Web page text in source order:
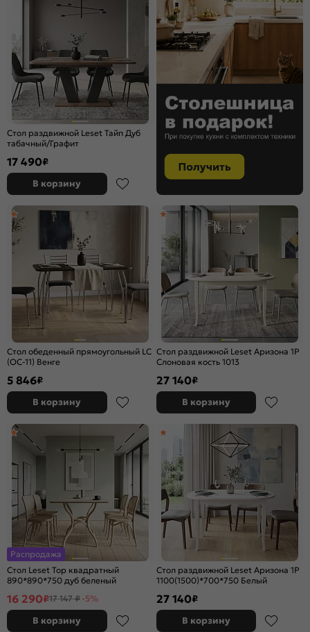
Стол раздвижной Leset Тайп Дуб
табачный/Графит
17 490₽
В корзину
Стол обеденный прямоугольный LС
(ОС-11) Венге
5 846₽
В корзину
Стол раздвижной Leset Аризона 1Р
Слоновая кость 1013
27 140₽
В корзину
Распродажа
Стол Leset Тор квадратный
890*890*750 дуб беленый
16 290₽17 147 ₽ -5%
В корзину
Стол раздвижной Leset Аризона 1Р
1100(1500)*700*750 Белый
27 140₽
В корзину